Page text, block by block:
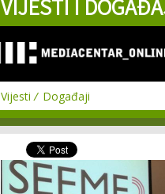
Skip to
main
VIJESTI I
Vijesti Događaji